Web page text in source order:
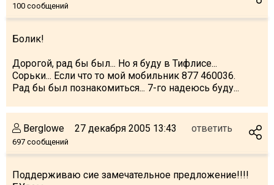
100 сообщений
Болик!
Дорогой, рад бы был... Но я буду в Тифлисе...
Сорьки... Если что то мой мобильник 877 460036.
Рад бы был познакомиться... 7-го надеюсь буду...
Berglowe
697 сообщений
27 декабря 2005 13:43 ответить
Поддерживаю сие замечательное предложение!!!!
Квартиры
Коттеджи
Горячие предложения
Долгосрочная аренда
Другое